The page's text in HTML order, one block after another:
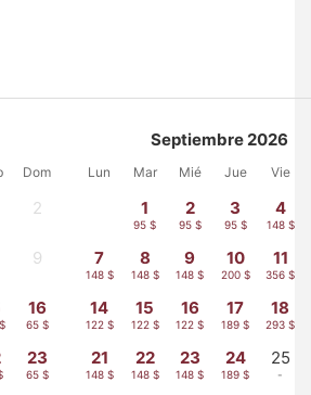
Dom
2
9
16
65 $
23
65 $
Septiembre 2026
Lun Mar Mié Jue Vie
1
95 $
2
95 $
3
95 $
4
148 $
7
148 $
8
148 $
9
148 $
10
200 $
11
356 $
14
122 $
15
122 $
16
122 $
17
189 $
18
293 $
21
148 $
22
148 $
23
148 $
24
189 $
25
-